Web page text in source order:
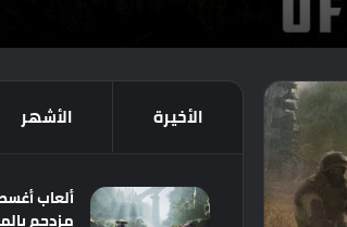
الأخيرة الأشهر
مزدحم